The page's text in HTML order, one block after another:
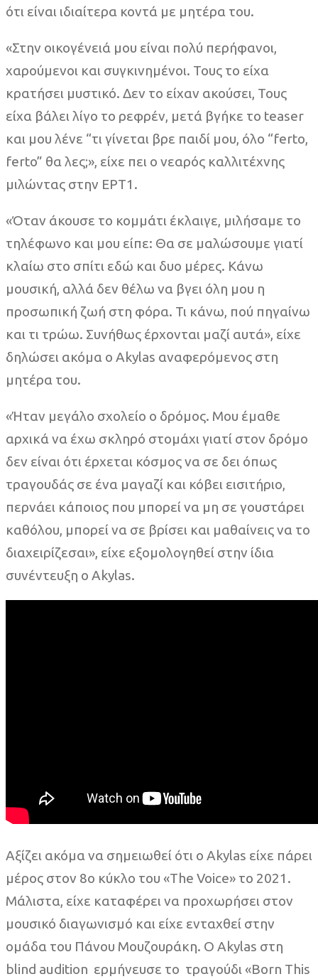
ότι είναι ιδιαίτερα κοντά με μητέρα του.
«Στην οικογένειά μου είναι πολύ περήφανοι,
χαρούμενοι και συγκινημένοι. Τους το είχα
κρατήσει μυστικό. Δεν το είχαν ακούσει, Τους
είχα βάλει λίγο το ρεφρέν, μετά βγήκε το teaser
και μου λένε “τι γίνεται βρε παιδί μου, όλο “ferto,
ferto” θα λες;», είχε πει ο νεαρός καλλιτέχνης
μιλώντας στην ΕΡΤ1.
«Όταν άκουσε το κομμάτι έκλαιγε, μιλήσαμε το
τηλέφωνο και μου είπε: Θα σε μαλώσουμε γιατί
κλαίω στο σπίτι εδώ και δυο μέρες. Κάνω
μουσική, αλλά δεν θέλω να βγει όλη μου η
προσωπική ζωή στη φόρα. Τι κάνω, πού πηγαίνω
και τι τρώω. Συνήθως έρχονται μαζί αυτά», είχε
δηλώσει ακόμα ο Akylas αναφερόμενος στη
μητέρα του.
«Ήταν μεγάλο σχολείο ο δρόμος. Μου έμαθε
αρχικά να έχω σκληρό στομάχι γιατί στον δρόμο
δεν είναι ότι έρχεται κόσμος να σε δει όπως
τραγουδάς σε ένα μαγαζί και κόβει εισιτήριο,
περνάει κάποιος που μπορεί να μη σε γουστάρει
καθόλου, μπορεί να σε βρίσει και μαθαίνεις να το
διαχειρίζεσαι», είχε εξομολογηθεί στην ίδια
συνέντευξη ο Akylas.
Αξίζει ακόμα να σημειωθεί ότι ο Akylas είχε πάρει
μέρος στον 8ο κύκλο του «The Voice» το 2021.
Μάλιστα, είχε καταφέρει να προχωρήσει στον
μουσικό διαγωνισμό και είχε ενταχθεί στην
ομάδα του Πάνου Μουζουράκη. Ο Akylas στη
blind audition ερμήνευσε το τραγούδι «Born This